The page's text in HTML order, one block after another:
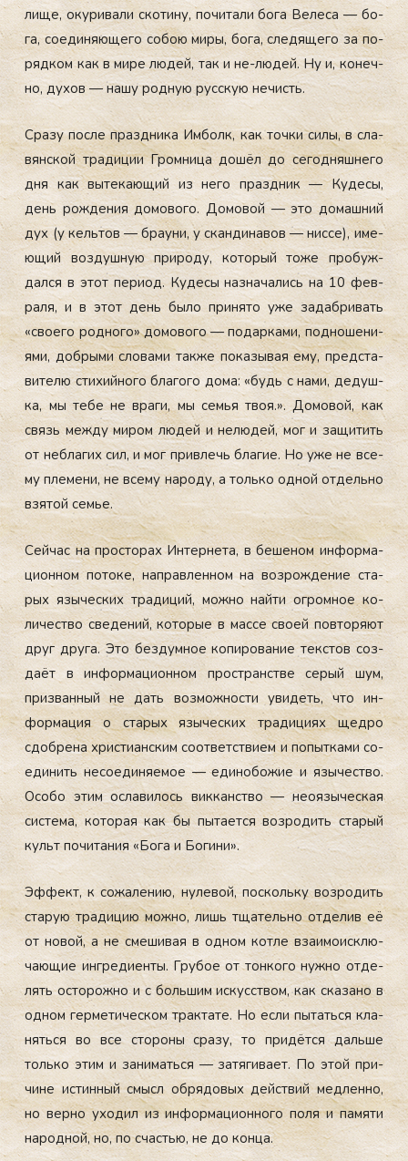
лище, оку­рива­ли ско­тину, по­чита­ли бо­га Ве­леса — бо­
га, со­еди­ня­юще­го со­бою ми­ры, бо­га, сле­дяще­го за по­
ряд­ком как в ми­ре лю­дей, так и не-лю­дей. Ну и, ко­неч­
но, ду­хов — на­шу род­ную рус­скую не­чисть.
Сра­зу пос­ле праз­дни­ка Им­болк, как точ­ки си­лы, в сла­
вян­ской тра­диции Гром­ни­ца до­шёл до се­год­няшне­го
дня как вы­тека­ющий из не­го праз­дник — Ку­десы,
день рож­де­ния до­мово­го. До­мовой — это до­маш­ний
дух (у кель­тов — бра­уни, у скан­ди­навов — нис­се), име­
ющий воз­душную при­роду, ко­торый то­же про­буж­
дался в этот пе­ри­од. Ку­десы наз­на­чались на 10 фев­
ра­ля, и в этот день бы­ло при­нято уже за­даб­ри­вать
«сво­его род­но­го» до­мово­го — по­дар­ка­ми, под­но­шени­
ями, доб­ры­ми сло­вами так­же по­казы­вая ему, пред­ста­
вите­лю сти­хий­но­го бла­гого до­ма: «будь с на­ми, де­душ­
ка, мы те­бе не вра­ги, мы семья твоя.». До­мовой, как
связь меж­ду ми­ром лю­дей и не­людей, мог и за­щитить
от неб­ла­гих сил, и мог прив­лечь бла­гие. Но уже не все­
му пле­мени, не все­му на­роду, а толь­ко од­ной от­дель­но
взя­той семье.
Сей­час на прос­то­рах Ин­терне­та, в бе­шеном ин­форма­
ци­он­ном по­токе, нап­равлен­ном на воз­рожде­ние ста­
рых язы­чес­ких тра­диций, мож­но най­ти ог­ромное ко­
личес­тво све­дений, ко­торые в мас­се сво­ей пов­то­ря­ют
друг дру­га. Это без­думное ко­пиро­вание тек­стов соз­
да­ёт в ин­форма­ци­он­ном прос­транс­тве се­рый шум,
приз­ванный не дать воз­можнос­ти уви­деть, что ин­
форма­ция о ста­рых язы­чес­ких тра­дици­ях щед­ро
сдоб­ре­на хрис­ти­ан­ским со­от­ветс­тви­ем и по­пыт­ка­ми со­
еди­нить не­со­еди­ня­емое — еди­нобо­жие и язы­чес­тво.
Осо­бо этим ос­ла­вилось вик­канс­тво — не­оязы­чес­кая
сис­те­ма, ко­торая как бы пы­та­ет­ся воз­ро­дить ста­рый
культ по­чита­ния «Бо­га и Бо­гини».
Эф­фект, к со­жале­нию, ну­левой, пос­коль­ку воз­ро­дить
ста­рую тра­дицию мож­но, лишь тща­тель­но от­де­лив её
от но­вой, а не сме­шивая в од­ном кот­ле вза­имо­ис­клю­
ча­ющие ин­гре­ди­ен­ты. Гру­бое от тон­ко­го нуж­но от­де­
лять ос­то­рож­но и с боль­шим ис­кусс­твом, как ска­зано в
од­ном гер­ме­тичес­ком трак­та­те. Но ес­ли пы­тать­ся кла­
нять­ся во все сто­роны сра­зу, то при­дёт­ся даль­ше
толь­ко этим и за­нимать­ся — за­тяги­ва­ет. По этой при­
чине ис­тинный смысл об­ря­довых дей­ствий мед­ленно,
но вер­но ухо­дил из ин­форма­ци­он­но­го по­ля и па­мяти
на­род­ной, но, по счастью, не до кон­ца.